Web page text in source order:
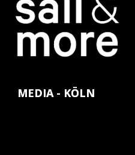
MEDIA - KÖLN